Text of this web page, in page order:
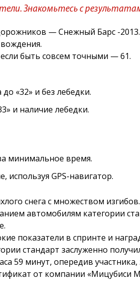
Знакомьтесь с
— Снежный Барс -
быть совсем точными — 61.
«32» и без лебедки.
и наличие лебедки.
минимальное время.
используя GPS-навигатор.
снега с множеством
автомобилям категории
показатели в спринте и
стандарт заслуженно
59 минут, опередив
от компании «Мицубиси